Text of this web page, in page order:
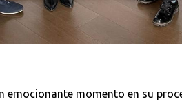
emocionante momento en su